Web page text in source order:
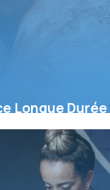
Longue Durée